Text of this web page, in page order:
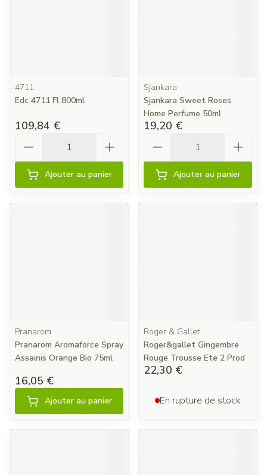
4711
Edc 4711 Fl 800ml
109,84 €
Ajouter au panier
Sjankara
Sjankara Sweet Roses
Home Perfume 50ml
19,20 €
Ajouter au panier
Pranarom
Pranarom Aromaforce Spray
Assainis Orange Bio 75ml
16,05 €
Ajouter au panier
Roger & Gallet
Roger&gallet Gingembre
Rouge Trousse Ete 2 Prod
22,30 €
En rupture de stock